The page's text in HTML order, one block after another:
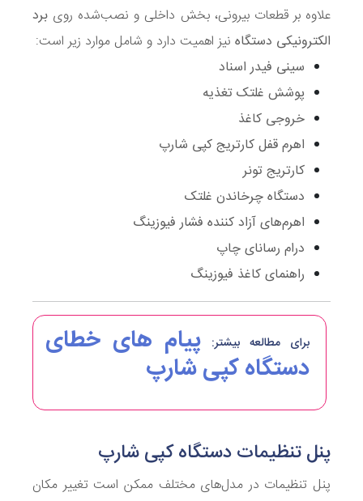
علاوه بر قطعات بیرونی، بخش داخلی و نصب‌شده روی برد
الکترونیکی دستگاه نیز اهمیت دارد و شامل موارد زیر است:
سینی فیدر اسناد
پوشش غلتک تغذیه
خروجی کاغذ
اهرم قفل کارتریج کپی شارپ
کارتریج تونر
دستگاه چرخاندن غلتک
اهرم‌های آزاد کننده فشار فیوزینگ
درام رسانای چاپ
راهنمای کاغذ فیوزینگ
برای مطالعه بیشتر: پیام های خطای
دستگاه کپی شارپ
پنل تنظیمات دستگاه کپی شارپ
پنل تنظیمات در مدل‌های مختلف ممکن است تغییر مکان